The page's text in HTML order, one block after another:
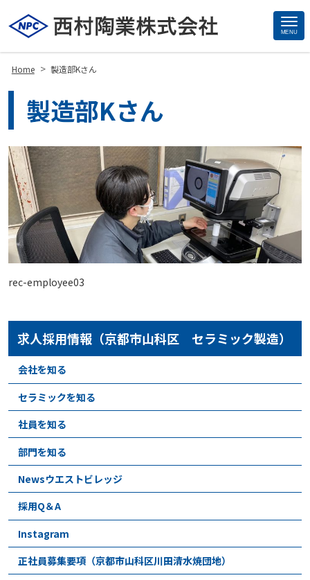
MENU
Home > 製造部Kさん
製造部Kさん
rec-employee03
求人採用情報（京都市山科区 セラミック製造）
会社を知る
セラミックを知る
社員を知る
部門を知る
Newsウエストビレッジ
採用Q＆A
Instagram
正社員募集要項（京都市山科区川田清水焼団地）
Site
Footer